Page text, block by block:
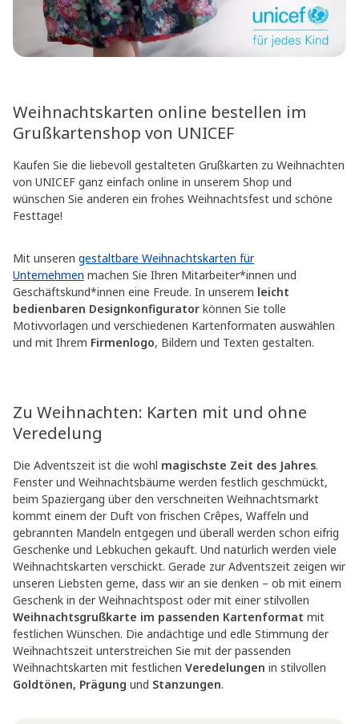
Weihnachtskarten online bestellen im
Grußkartenshop von UNICEF
Kaufen Sie die liebevoll gestalteten Grußkarten zu Weihnachten
von UNICEF ganz einfach online in unserem Shop und
wünschen Sie anderen ein frohes Weihnachtsfest und schöne
Festtage!
Mit unseren gestaltbare Weihnachtskarten für
Unternehmen machen Sie Ihren Mitarbeiter*innen und
Geschäftskund*innen eine Freude. In unserem leicht
bedienbaren Designkonfigurator können Sie tolle
Motivvorlagen und verschiedenen Kartenformaten auswählen
und mit Ihrem Firmenlogo, Bildern und Texten gestalten.
Zu Weihnachten: Karten mit und ohne
Veredelung
Die Adventszeit ist die wohl magischste Zeit des Jahres.
Fenster und Weihnachtsbäume werden festlich geschmückt,
beim Spaziergang über den verschneiten Weihnachtsmarkt
kommt einem der Duft von frischen Crêpes, Waffeln und
gebrannten Mandeln entgegen und überall werden schon eifrig
Geschenke und Lebkuchen gekauft. Und natürlich werden viele
Weihnachtskarten verschickt. Gerade zur Adventszeit zeigen wir
unseren Liebsten gerne, dass wir an sie denken – ob mit einem
Geschenk in der Weihnachtspost oder mit einer stilvollen
Weihnachtsgrußkarte im passenden Kartenformat mit
festlichen Wünschen. Die andächtige und edle Stimmung der
Weihnachtszeit unterstreichen Sie mit der passenden
Weihnachtskarten mit festlichen Veredelungen in stilvollen
Goldtönen, Prägung und Stanzungen.